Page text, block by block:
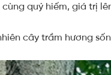
quý hiếm, giá trị
cây trầm hương